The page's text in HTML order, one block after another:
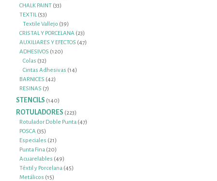
CHALK PAINT 3333
TEXTIL 5353
productos
Textile Vallejo 3939
productos
CRISTAL Y PORCELANA 2323
productos
AUXILIARES Y EFECTOS 4747
ADHESIVOS 120120
Colas 3232
productos
Cintas Adhesivas 1414
BARNICES 4242
RESINAS 77
productos
STENCILS 140140
productos
ROTULADORES 223223
productos
Rotulador Doble Punta 4747
POSCA 3535
productos
Especiales 2121
productos
Punta Fina 2020
productos
Acuarelables 4949
productos
Téxtil y Porcelana 4545
Metálicos 1515